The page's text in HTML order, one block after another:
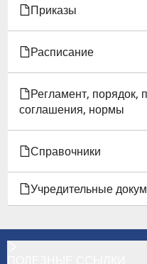
Приказы
Расписание
Регламент, порядок,
соглашения, нормы
Справочники
Учредительные